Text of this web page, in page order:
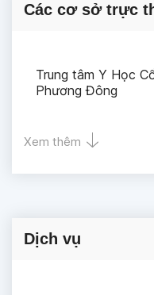
Các cơ sở trực
Trung tâm Y Học
Phương Đông
Xem thêm
Dịch vụ